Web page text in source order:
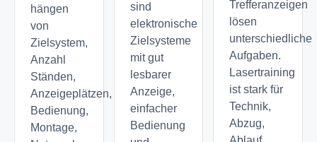
hängen
von
Zielsystem,
Anzahl
Ständen,
Anzeigeplätzen,
Bedienung,
Montage,
sind
elektronische
Zielsysteme
mit gut
lesbarer
Anzeige,
einfacher
Bedienung
Trefferanzeigen
lösen
unterschiedliche
Aufgaben.
Lasertraining
ist stark für
Technik,
Abzug,